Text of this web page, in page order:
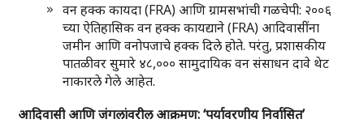
वन हक्क कायदा (FRA) आणि ग्रामसभांची गळचेपी: २००६
च्या ऐतिहासिक वन हक्क कायद्याने (FRA) आदिवासींना
जमीन आणि वनोपजाचे हक्क दिले होते. परंतु, प्रशासकीय
पातळीवर सुमारे ४८,००० सामुदायिक वन संसाधन दावे थेट
नाकारले गेले आहेत.
आदिवासी आणि जंगलांवरील आक्रमण: ‘पर्यावरणीय निर्वासित’